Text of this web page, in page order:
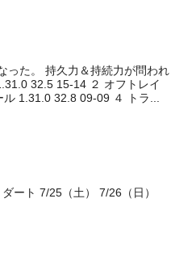
った。 持久力＆持続力が問われ
32.5 15-14 ２ オフトレイ
1.31.0 32.8 09-09 ４ トラ...
ート 7/25（土） 7/26（日）